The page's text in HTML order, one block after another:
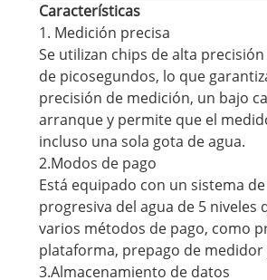
Características
1. Medición precisa
Se utilizan chips de alta
de picosegundos, lo que
precisión de medición, un bajo
arranque y permite que el
incluso una sola gota de agua.
2.Modos de pago
Está equipado con un sistema
progresiva del agua de 5 niveles
varios métodos de pago, como
plataforma, prepago de
3.Almacenamiento de datos